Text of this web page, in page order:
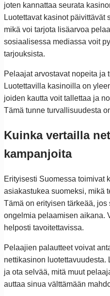
joten kannattaa seurata
Luotettavat kasinot päivittävät
mikä voi tarjota lisäarvoa
sosiaalisessa mediassa voit
tarjouksista.
Pelaajat arvostavat nopeita ja
Luotettavilla kasinoilla on
joiden kautta voit tallettaa ja
Tämä tunne turvallisuudesta
Kuinka vertailla
kampanjoita
Erityisesti Suomessa toimivat
asiakastukea suomeksi, mikä
Tämä on erityisen tärkeää,
ongelmia pelaamisen aikana.
helposti tavoitettavissa.
Pelaajien palautteet voivat
nettikasinon
ja ota selvää, mitä muut
auttaa sinua välttämään